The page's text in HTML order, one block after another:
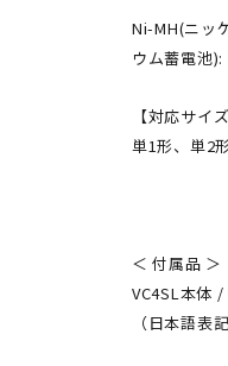
Ni-MH(ニッ
ウム蓄電池):
【対応サイズ
単1形、単2
＜ 付属品 ＞
VC4SL本体
（日本語表